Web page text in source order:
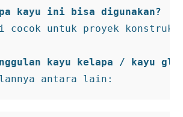
kayu ini bisa digunakan?
cocok untuk proyek
kayu kelapa / kayu
antara lain: